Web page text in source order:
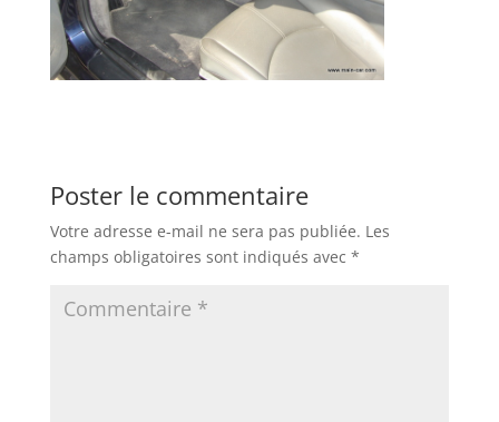
Poster le commentaire
Votre adresse e-mail ne sera pas publiée. Les
champs obligatoires sont indiqués avec *